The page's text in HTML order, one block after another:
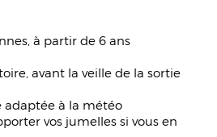
à partir de 6 ans
avant la veille de la sortie
adaptée à la météo
vos jumelles si vous en